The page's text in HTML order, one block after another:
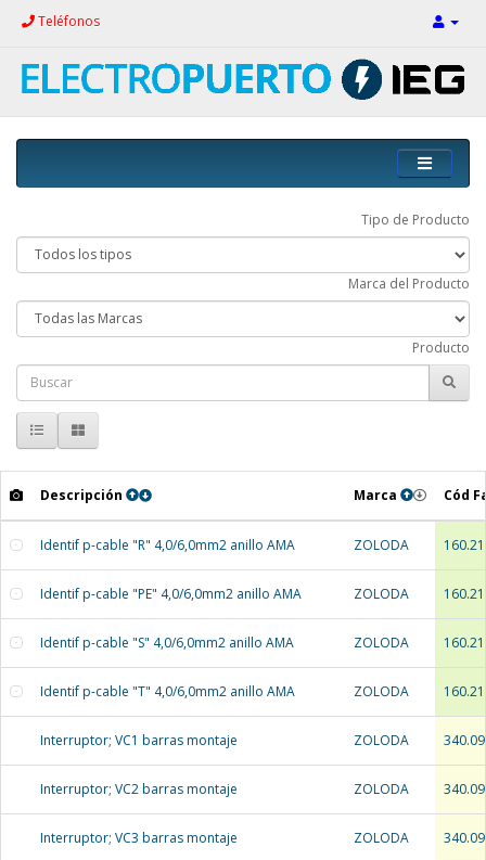
Teléfonos
Tipo de Producto
Marca del Producto
Producto
Descripción Marca Cód
Identif p-cable "R" 4,0/6,0mm2 anillo AMA ZOLODA
Identif p-cable "PE" 4,0/6,0mm2 anillo AMA ZOLODA
Identif p-cable "S" 4,0/6,0mm2 anillo AMA ZOLODA
Identif p-cable "T" 4,0/6,0mm2 anillo AMA ZOLODA
Interruptor; VC1 barras montaje ZOLODA
Interruptor; VC2 barras montaje ZOLODA
Interruptor; VC3 barras montaje ZOLODA